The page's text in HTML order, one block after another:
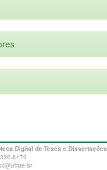
Digital de Teses e Dissertações
6179